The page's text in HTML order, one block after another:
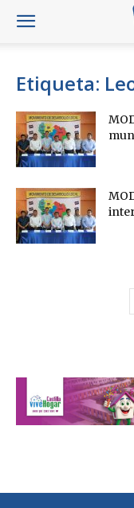
Etiqueta: